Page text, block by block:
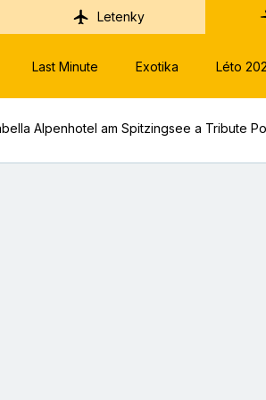
Letenky
Last Minute Exotika Léto
Alpenhotel am Spitzingsee a Tribute